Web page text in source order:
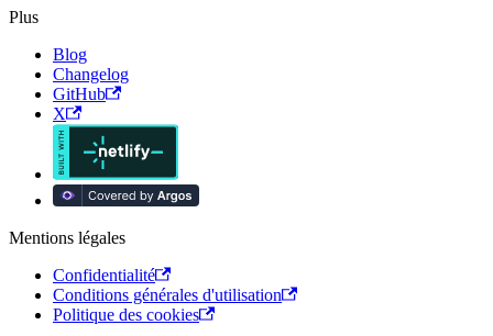
Plus
Blog
Changelog
GitHub
X
Mentions légales
Confidentialité
Conditions générales d'utilisation
Politique des cookies